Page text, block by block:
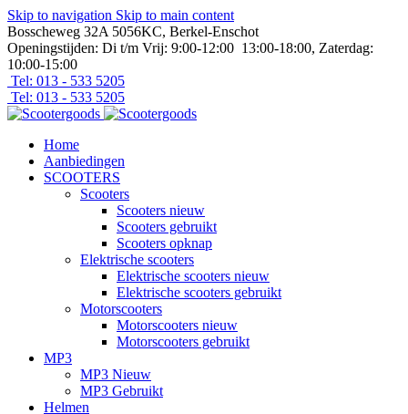
Skip to navigation Skip to main content
Bosscheweg 32A 5056KC, Berkel-Enschot
Openingstijden: Di t/m Vrij: 9:00-12:00 13:00-18:00, Zaterdag:
10:00-15:00
Tel: 013 - 533 5205
Tel: 013 - 533 5205
Home
Aanbiedingen
SCOOTERS
Scooters
Scooters nieuw
Scooters gebruikt
Scooters opknap
Elektrische scooters
Elektrische scooters nieuw
Elektrische scooters gebruikt
Motorscooters
Motorscooters nieuw
Motorscooters gebruikt
MP3
MP3 Nieuw
MP3 Gebruikt
Helmen